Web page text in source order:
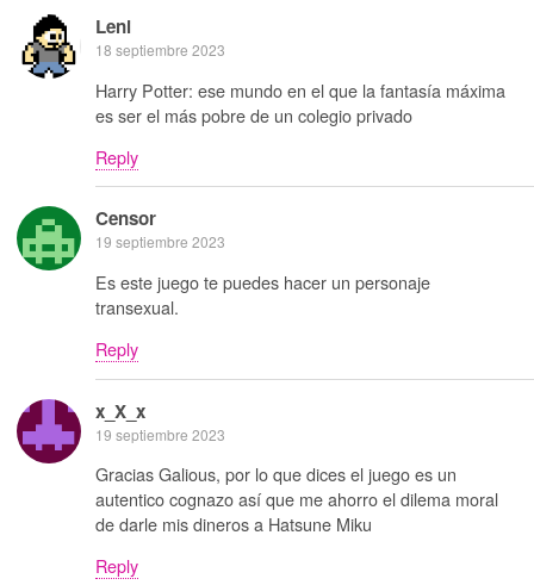
Leni
18 septiembre 2023
Harry Potter: ese mundo en el que la fantasía máxima
es ser el más pobre de un colegio privado
Reply
Censor
19 septiembre 2023
Es este juego te puedes hacer un personaje
transexual.
Reply
x_X_x
19 septiembre 2023
Gracias Galious, por lo que dices el juego es un
autentico cognazo así que me ahorro el dilema moral
de darle mis dineros a Hatsune Miku
Reply